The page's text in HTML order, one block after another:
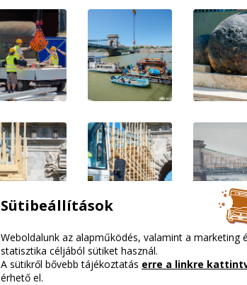
Sütibeállítások
Weboldalunk az alapműködés, valamint a marketing
statisztika céljából sütiket használ.
A sütikről bővebb tájékoztatás erre a linkre
érhető el.